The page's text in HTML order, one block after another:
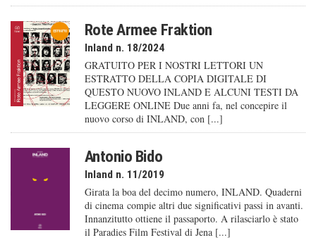
Rote Armee Fraktion
Inland n. 18/2024
GRATUITO PER I NOSTRI LETTORI UN
ESTRATTO DELLA COPIA DIGITALE DI
QUESTO NUOVO INLAND E ALCUNI TESTI DA
LEGGERE ONLINE Due anni fa, nel concepire il
nuovo corso di INLAND, con [...]
Antonio Bido
Inland n. 11/2019
Girata la boa del decimo numero, INLAND. Quaderni
di cinema compie altri due significativi passi in avanti.
Innanzitutto ottiene il passaporto. A rilasciarlo è stato
il Paradies Film Festival di Jena [...]